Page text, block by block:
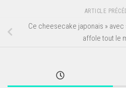
ARTICLE
Ce cheesecake japonais »
affole tout le